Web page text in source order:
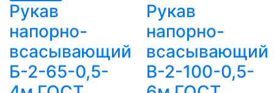
Рукав
напорно-
всасывающий
Б-2-65-0,5-
Рукав
напорно-
всасывающий
В-2-100-0,5-